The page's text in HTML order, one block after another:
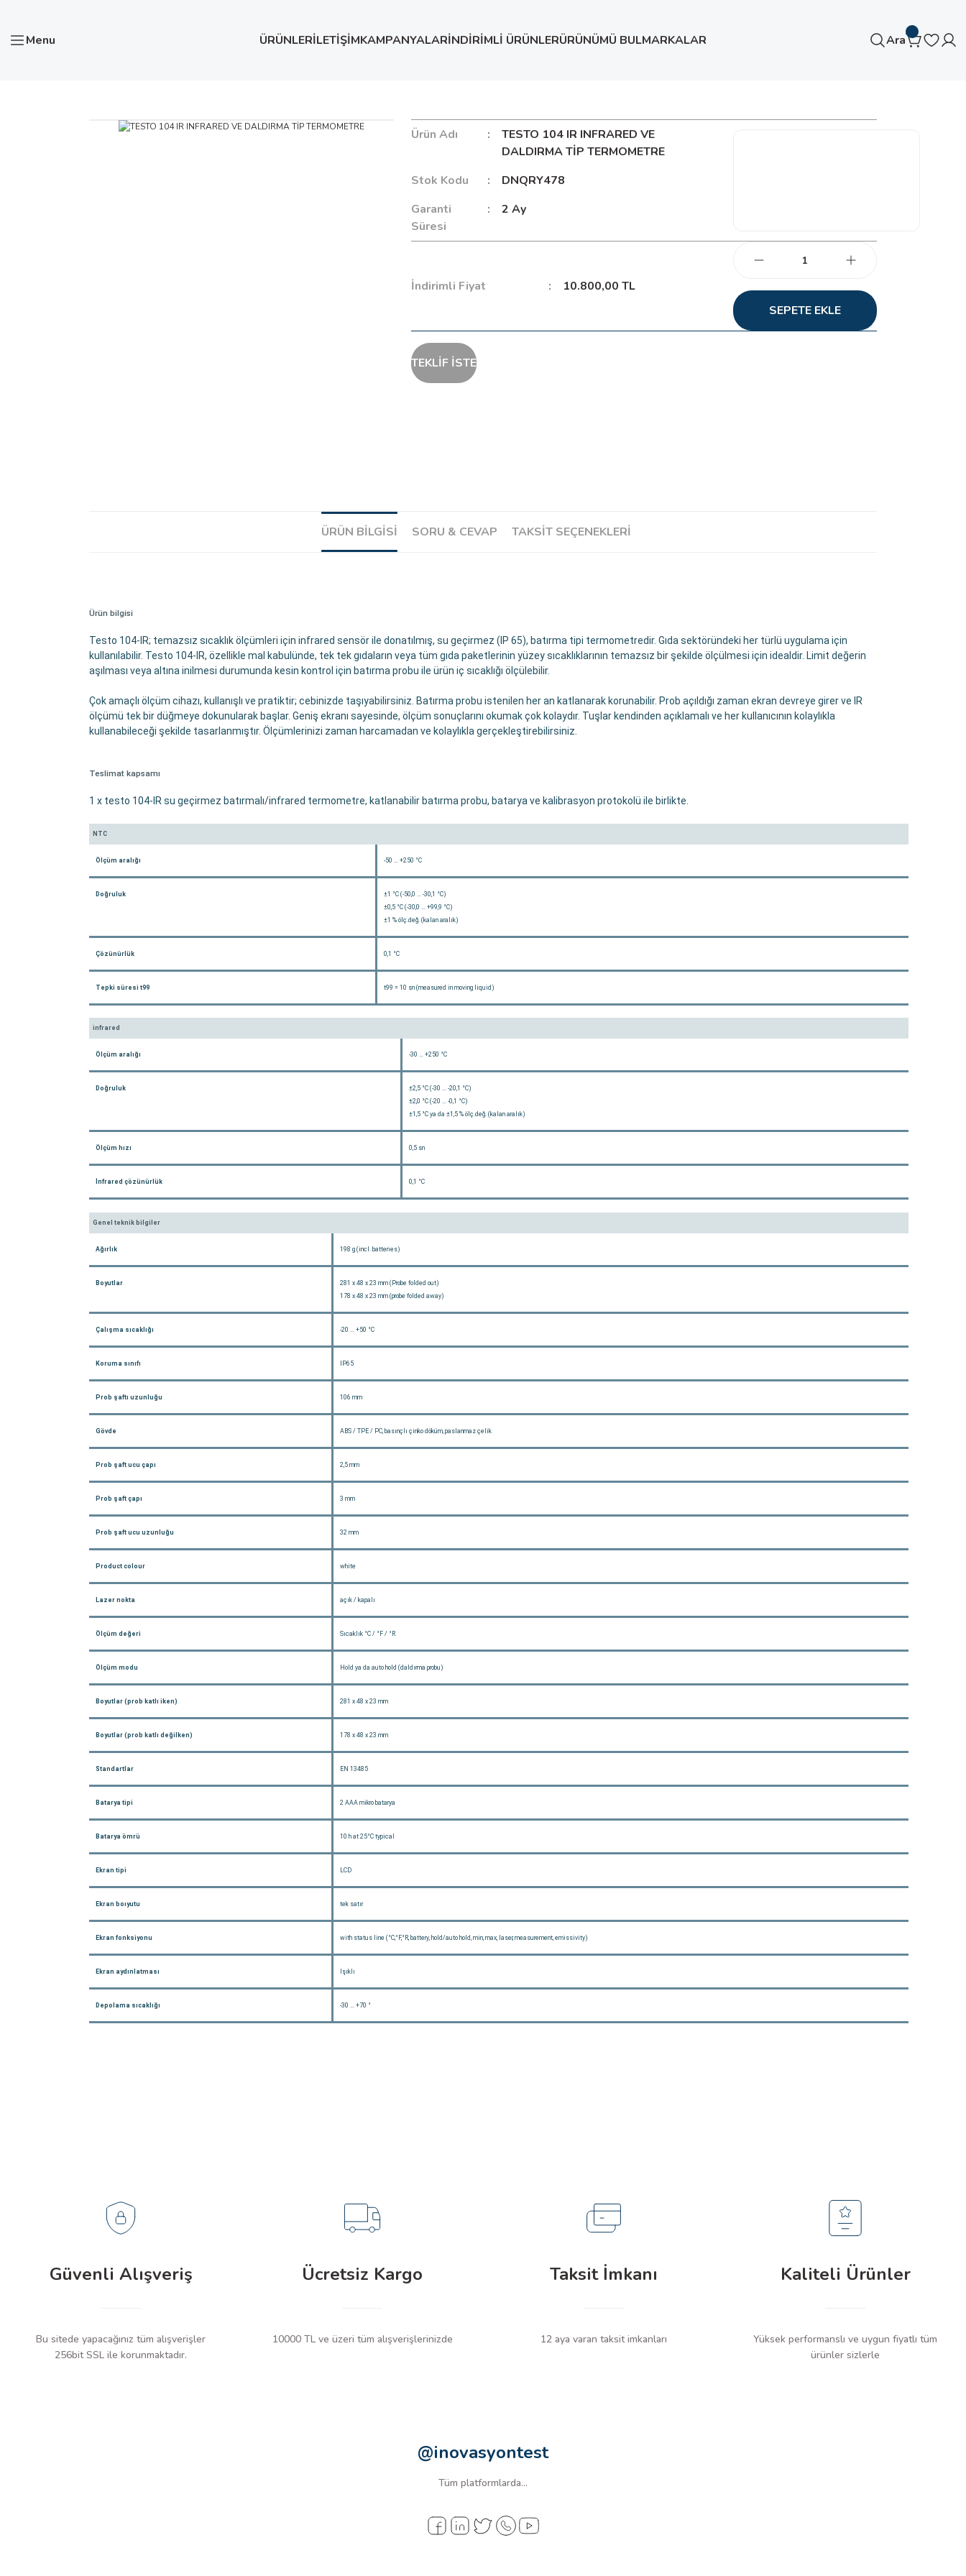
Menu ÜRÜNLERİLETİŞİMKAMPANYALARİNDİRİMLİ ÜRÜNLERÜRÜNÜMÜ BULMARKALAR Ara
Ürün Adı
TESTO 104 IR INFRARED VE
DALDIRMA TİP TERMOMETRE
Stok Kodu
DNQRY478
Garanti
Süresi
2 Ay
İndirimli Fiyat
10.800,00 TL
SEPETE EKLE
TEKLİF İSTE
ÜRÜN BILGISI SORU & CEVAP TAKSIT SEÇENEKLERI
Ürün bilgisi
Testo 104-IR; temazsız sıcaklık ölçümleri için infrared sensör ile donatılmış, su geçirmez (IP 65), batırma tipi termometredir. Gıda sektöründeki her türlü uygulama için
kullanılabilir. Testo 104-IR, özellikle mal kabulünde, tek tek gıdaların veya tüm gıda paketlerinin yüzey sıcaklıklarının temazsız bir şekilde ölçülmesi için idealdir. Limit değerin
aşılması veya altına inilmesi durumunda kesin kontrol için batırma probu ile ürün iç sıcaklığı ölçülebilir.
Çok amaçlı ölçüm cihazı, kullanışlı ve pratiktir; cebinizde taşıyabilirsiniz. Batırma probu istenilen her an katlanarak korunabilir. Prob açıldığı zaman ekran devreye girer ve IR
ölçümü tek bir düğmeye dokunularak başlar. Geniş ekranı sayesinde, ölçüm sonuçlarını okumak çok kolaydır. Tuşlar kendinden açıklamalı ve her kullanıcının kolaylıkla
kullanabileceği şekilde tasarlanmıştır. Ölçümlerinizi zaman harcamadan ve kolaylıkla gerçekleştirebilirsiniz.
Teslimat kapsamı
1 x testo 104-IR su geçirmez batırmalı/infrared termometre, katlanabilir batırma probu, batarya ve kalibrasyon protokolü ile birlikte.
NTC
Ölçüm aralığı -50 … +250 °C
Doğruluk
±1 °C (-50,0 … -30,1 °C)
±0,5 °C (-30,0 … +99,9 °C)
±1 % ölç.değ. (kalan aralık)
Çözünürlük 0,1 °C
Tepki süresi t99 t99 = 10 sn (measured in moving liquid)
infrared
Ölçüm aralığı -30 … +250 °C
Doğruluk
±2,5 °C (-30 … -20,1 °C)
±2,0 °C (-20 … -0,1 °C)
±1,5 °C ya da ±1,5 % ölç.değ. (kalan aralık)
Ölçüm hızı 0,5 sn
İnfrared çözünürlük 0,1 °C
Genel teknik bilgiler
Ağırlık 198 g (incl. batteries)
Boyutlar
281 x 48 x 23 mm (Probe folded out)
178 x 48 x 23 mm (probe folded away)
Çalışma sıcaklığı -20 … +50 °C
Koruma sınıfı IP65
Prob şaftı uzunluğu 106 mm
Gövde ABS / TPE / PC, basınçlı çinko döküm, paslanmaz çelik
Prob şaft ucu çapı 2,5 mm
Prob şaft çapı 3 mm
Prob şaft ucu uzunluğu 32 mm
Product colour white
Lazer nokta açık / kapalı
Ölçüm değeri Sıcaklık °C / °F / °R
Ölçüm modu Hold ya da auto hold (daldırma probu)
Boyutlar (prob katlı iken) 281 x 48 x 23 mm
Boyutlar (prob katlı değilken) 178 x 48 x 23 mm
Standartlar EN 13485
Batarya tipi 2 AAA mikro batarya
Batarya ömrü 10 h at 25°C typical
Ekran tipi LCD
Ekran boıyutu tek satır
Ekran fonksiyonu with status line (°C,°F,°R, battery, hold/auto hold, min, max, laser, measurement, emissivity)
Ekran aydınlatması Işıklı
Depolama sıcaklığı -30 … +70 °
Güvenli Alışveriş
Bu sitede yapacağınız tüm alışverişler
256bit SSL ile korunmaktadır.
Ücretsiz Kargo
10000 TL ve üzeri tüm alışverişlerinizde
Taksit İmkanı
12 aya varan taksit imkanları
Kaliteli Ürünler
Yüksek performanslı ve uygun fiyatlı tüm
ürünler sizlerle
@inovasyontest
Tüm platformlarda...